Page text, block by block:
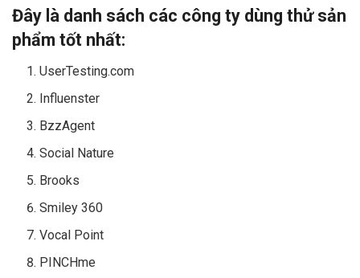
Đây là danh sách các công ty dùng thử sản
phẩm tốt nhất:
UserTesting.com
Influenster
BzzAgent
Social Nature
Brooks
Smiley 360
Vocal Point
PINCHme